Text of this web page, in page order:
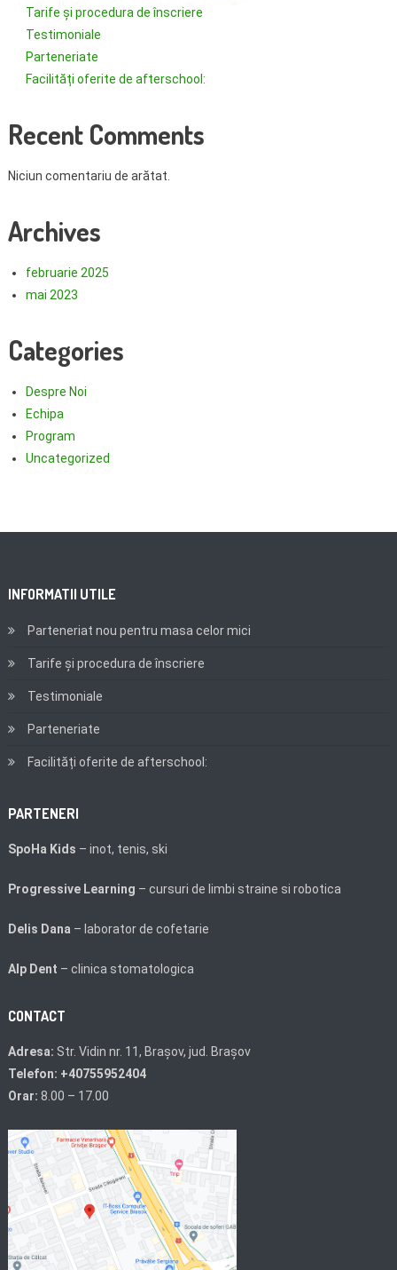
Tarife și procedura de înscriere
Testimoniale
Parteneriate
Facilități oferite de afterschool:
Recent Comments
Niciun comentariu de arătat.
Archives
februarie 2025
mai 2023
Categories
Despre Noi
Echipa
Program
Uncategorized
INFORMATII UTILE
Parteneriat nou pentru masa celor mici
Tarife și procedura de înscriere
Testimoniale
Parteneriate
Facilități oferite de afterschool:
PARTENERI
SpoHa Kids – inot, tenis, ski
Progressive Learning – cursuri de limbi straine si robotica
Delis Dana – laborator de cofetarie
Alp Dent – clinica stomatologica
CONTACT
Adresa: Str. Vidin nr. 11, Brașov, jud. Brașov
Telefon: +40755952404
Orar: 8.00 – 17.00